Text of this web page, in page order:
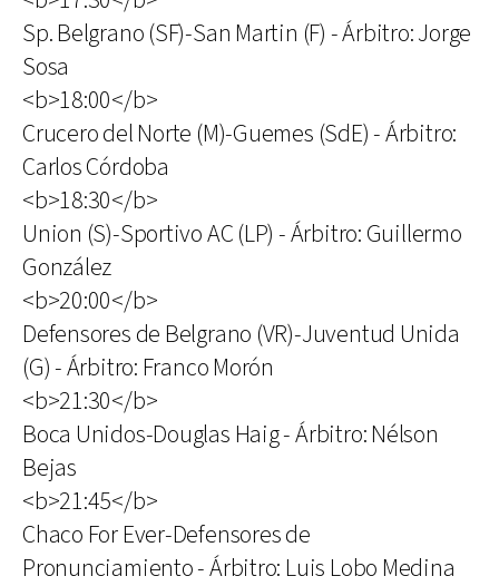
Sp. Belgrano (SF)-San Martin (F) - Árbitro: Jorge
Sosa
<b>18:00</b>
Crucero del Norte (M)-Guemes (SdE) - Árbitro:
Carlos Córdoba
<b>18:30</b>
Union (S)-Sportivo AC (LP) - Árbitro: Guillermo
González
<b>20:00</b>
Defensores de Belgrano (VR)-Juventud Unida
(G) - Árbitro: Franco Morón
<b>21:30</b>
Boca Unidos-Douglas Haig - Árbitro: Nélson
Bejas
<b>21:45</b>
Chaco For Ever-Defensores de
Pronunciamiento - Árbitro: Luis Lobo Medina